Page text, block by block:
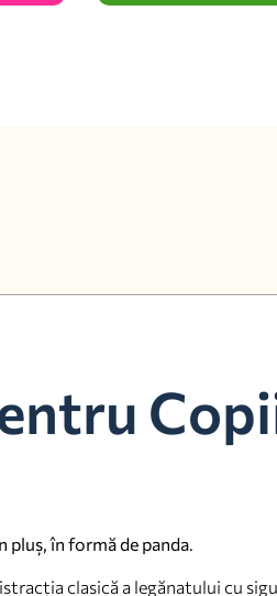
pluș, în formă de panda.
clasică a legănatului cu